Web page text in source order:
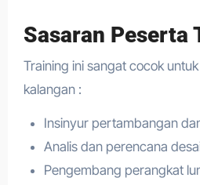
Sasaran Peserta
Training ini sangat cocok
kalangan :
Insinyur pertambangan
Analis dan perencana
Pengembang perangkat